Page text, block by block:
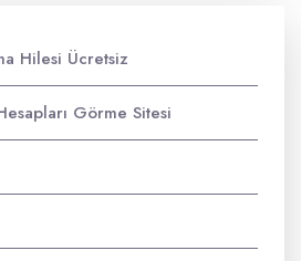
Hilesi Ücretsiz
Görme Sitesi